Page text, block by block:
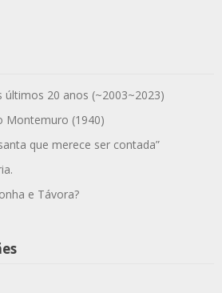
últimos 20 anos (~2003~2023)
Montemuro (1940)
que merece ser contada”
e Távora?